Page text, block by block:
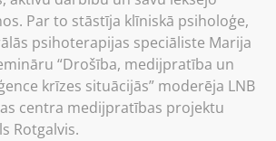
Par to stāstīja klīniskā psiholoģe,
psihoterapijas speciāliste Marija
“Drošība, medijpratība un
krīzes situācijās” moderēja LNB
centra medijpratības projektu
Rotgalvis.